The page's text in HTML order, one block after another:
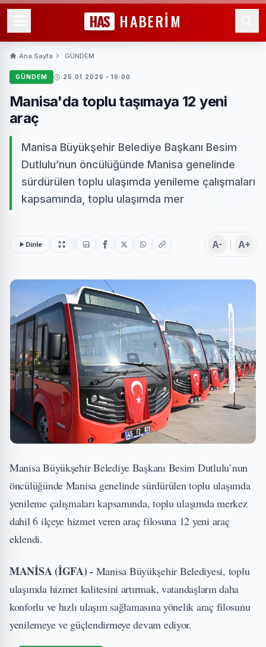
HAS HABERİM
Ana Sayfa GÜNDEM
GÜNDEM 25.01.2026 - 16:00
Manisa'da toplu taşımaya 12 yeni
araç
Manisa Büyükşehir Belediye Başkanı Besim
Dutlulu’nun öncülüğünde Manisa genelinde
sürdürülen toplu ulaşımda yenileme çalışmaları
kapsamında, toplu ulaşımda mer
Dinle A- A+
Manisa Büyükşehir Belediye Başkanı Besim Dutlulu’nun
öncülüğünde Manisa genelinde sürdürülen toplu ulaşımda
yenileme çalışmaları kapsamında, toplu ulaşımda merkez
dahil 6 ilçeye hizmet veren araç filosuna 12 yeni araç
eklendi.
MANİSA (İGFA) - Manisa Büyükşehir Belediyesi, toplu
ulaşımda hizmet kalitesini artırmak, vatandaşların daha
konforlu ve hızlı ulaşım sağlamasına yönelik araç filosunu
yenilemeye ve güçlendirmeye devam ediyor.